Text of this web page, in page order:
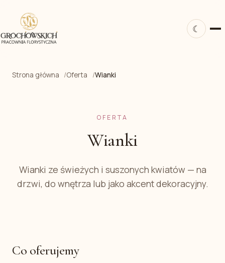
☾
Strona główna Oferta Wianki
OFERTA
Wianki
Wianki ze świeżych i suszonych kwiatów — na
drzwi, do wnętrza lub jako akcent dekoracyjny.
Co oferujemy